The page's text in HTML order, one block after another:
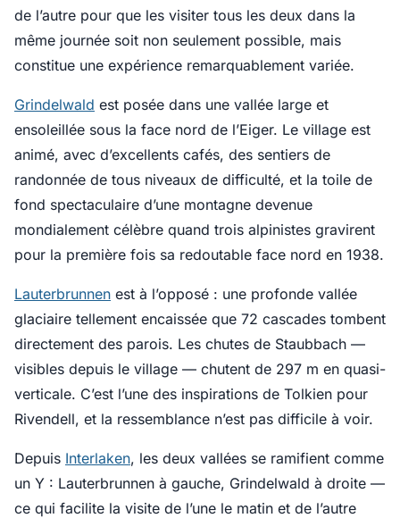
de l’autre pour que les visiter tous les deux dans la
même journée soit non seulement possible, mais
constitue une expérience remarquablement variée.
Grindelwald est posée dans une vallée large et
ensoleillée sous la face nord de l’Eiger. Le village est
animé, avec d’excellents cafés, des sentiers de
randonnée de tous niveaux de difficulté, et la toile de
fond spectaculaire d’une montagne devenue
mondialement célèbre quand trois alpinistes gravirent
pour la première fois sa redoutable face nord en 1938.
Lauterbrunnen est à l’opposé : une profonde vallée
glaciaire tellement encaissée que 72 cascades tombent
directement des parois. Les chutes de Staubbach —
visibles depuis le village — chutent de 297 m en quasi-
verticale. C’est l’une des inspirations de Tolkien pour
Rivendell, et la ressemblance n’est pas difficile à voir.
Depuis Interlaken, les deux vallées se ramifient comme
un Y : Lauterbrunnen à gauche, Grindelwald à droite —
ce qui facilite la visite de l’une le matin et de l’autre